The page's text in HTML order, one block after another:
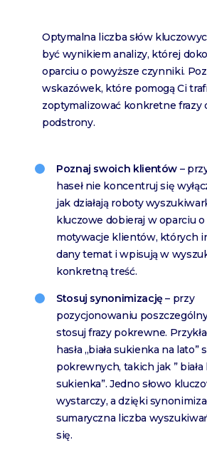
Optymalna liczba słów
być wynikiem analizy, której
oparciu o powyższe czynniki.
wskazówek, które pomogą Ci
zoptymalizować konkretne frazy
podstrony.
Poznaj swoich klientów –
haseł nie koncentruj się
jak działają roboty
kluczowe dobieraj w oparciu
motywacje klientów, których
dany temat i wpisują w
konkretną treść.
Stosuj synonimizację– przy
pozycjonowaniu
stosuj frazy pokrewne.
hasła „biała sukienka na lato”
pokrewnych, takich jak ” biała
sukienka”. Jedno słowo
wystarczy, a dzięki
sumaryczna liczba
się.